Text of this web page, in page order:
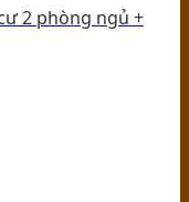
2 phòng ngủ +